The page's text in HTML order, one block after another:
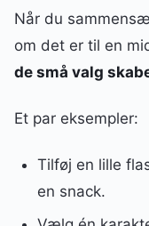
Når du
om det er til en
de små valg
Et par eksempler:
Tilføj en lille
en snack.